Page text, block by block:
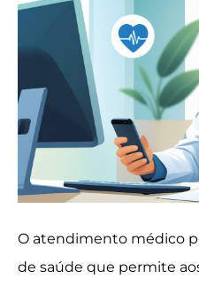
O atendimento médico
de saúde que permite